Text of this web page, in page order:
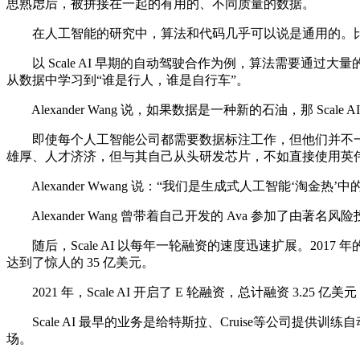
思熟虑后，被拼接在一起的有用的、不同质量的数据。
在人工智能的研究中，算法和代码几乎可以说是通用的。
以 Scale AI 早期的自动驾驶合作为例，算法需要通过大量
从数据中学习到“谁是行人，谁是自行车”。
Alexander Wang 说，如果数据是一种新的石油，那 Scale
即使每个人工智能公司都需要数据标注工作，但他们并不
雄厚、人才济济，但与其自己从头研发芯片，不如直接使用
Alexander Wwang 说：“我们是生成式人工智能‘淘金热’中
Alexander Wang 曾带着自己开发的 Ava 参加了由著名风险
随后，Scale AI 以每年一轮融资的速度迅速扩展。2017 年
达到了惊人的 35 亿美元。
2021 年，Scale AI 开启了 E 轮融资，总计融资 3.25 亿美
Scale AI 最早的业务是给特斯拉、Cruise等公司提供训练自
场。